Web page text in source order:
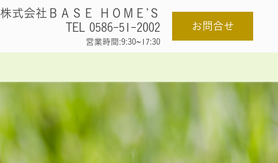
株式会社ＢＡＳＥ ＨＯＭＥ’Ｓ
TEL 0586-51-2002
営業時間:9:30~17:30
お問合せ